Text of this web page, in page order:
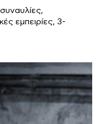
εμπειρίες, 3-